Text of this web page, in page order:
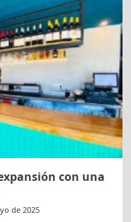
con una
de 2025